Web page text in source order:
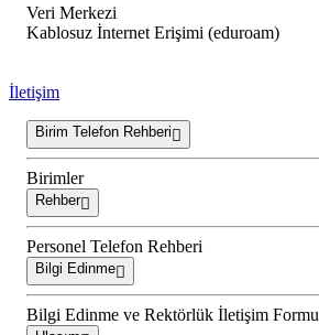
Veri Merkezi
Kablosuz İnternet Erişimi (eduroam)
İletişim
Birim Telefon Rehberi
Birimler
Rehber
Personel Telefon Rehberi
Bilgi Edinme
Bilgi Edinme ve Rektörlük İletişim Formu